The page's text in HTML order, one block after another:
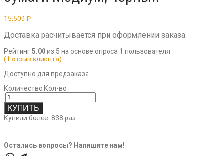
15,500 ₽
Доставка расчитывается при оформлении заказа.
Рейтинг5.00из 5 на основе опроса 1 пользователя
(1 отзыв клиента)
Доступно для предзаказа
Количество Кол-во
КУПИТЬ
Купили более: 838 раз
Остались вопросы? Напишите нам!